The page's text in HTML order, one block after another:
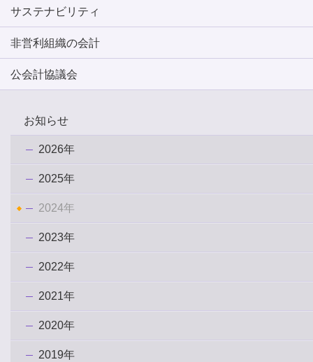
サステナビリティ
非営利組織の会計
公会計協議会
お知らせ
2026年
2025年
2024年
2023年
2022年
2021年
2020年
2019年